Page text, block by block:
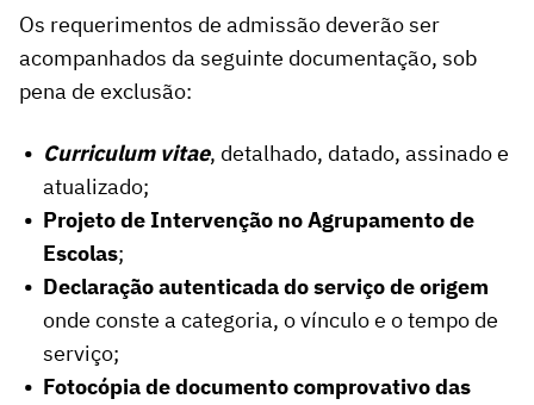
Os requerimentos de admissão deverão ser
acompanhados da seguinte documentação, sob
pena de exclusão:
Curriculum vitae, detalhado, datado, assinado e
atualizado;
Projeto de Intervenção no Agrupamento de
Escolas;
Declaração autenticada do serviço de origem
onde conste a categoria, o vínculo e o tempo de
serviço;
Fotocópia de documento comprovativo das